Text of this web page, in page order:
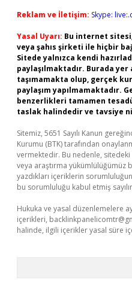
Reklam ve İletişim: Skype:
Yasal Uyarı: Bu internet
veya şahıs şirketi ile hiçbir
Sitede yalnızca kendi
paylaşılmaktadır. Burada
taşımamakta olup, gerçek
paylaşım yapılmamaktadır.
benzerlikleri tamamen
taslak halindedir ve tavsiye
Sitemiz, 5651 Sayılı Kanun
Kurumu (BTK) tarafından
vermektedir. Bu nedenle,
veya araştırma yükümlülüğümüz
yazdıkları içeriklerin
bu sorumluluğu kabul etmiş
Hukuka ve yasal düzenlemelere
içerikleri,
halinde, ilgili içerikler yasal süre